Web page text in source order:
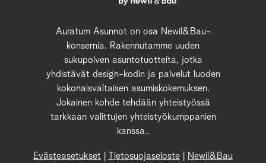
Auratum Asunnot on osa Newil&Bau-
konsernia. Rakennutamme uuden
sukupolven asuntotuotteita, jotka
yhdistävät design-kodin ja palvelut luoden
kokonaisvaltaisen asumiskokemuksen.
Jokainen kohde tehdään yhteistyössä
tarkkaan valittujen yhteistyökumppanien
kanssa..
Evästeasetukset Tietosuojaseloste Newil&Bau